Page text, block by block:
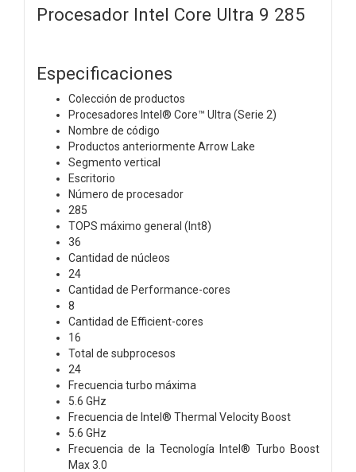
Procesador Intel Core Ultra 9 285
Especificaciones
Colección de productos
Procesadores Intel® Core™ Ultra (Serie 2)
Nombre de código
Productos anteriormente Arrow Lake
Segmento vertical
Escritorio
Número de procesador
285
TOPS máximo general (Int8)
36
Cantidad de núcleos
24
Cantidad de Performance-cores
8
Cantidad de Efficient-cores
16
Total de subprocesos
24
Frecuencia turbo máxima
5.6 GHz
Frecuencia de Intel® Thermal Velocity Boost
5.6 GHz
Frecuencia de la Tecnología Intel® Turbo Boost
Max 3.0